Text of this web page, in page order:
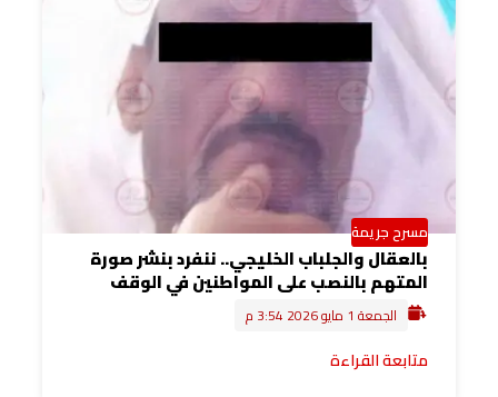
مسرح جريمة
بالعقال والجلباب الخليجي.. ننفرد بنشر صورة
المتهم بالنصب على المواطنين في الوقف
الجمعة 1 مايو 2026 3:54 م
متابعة القراءة